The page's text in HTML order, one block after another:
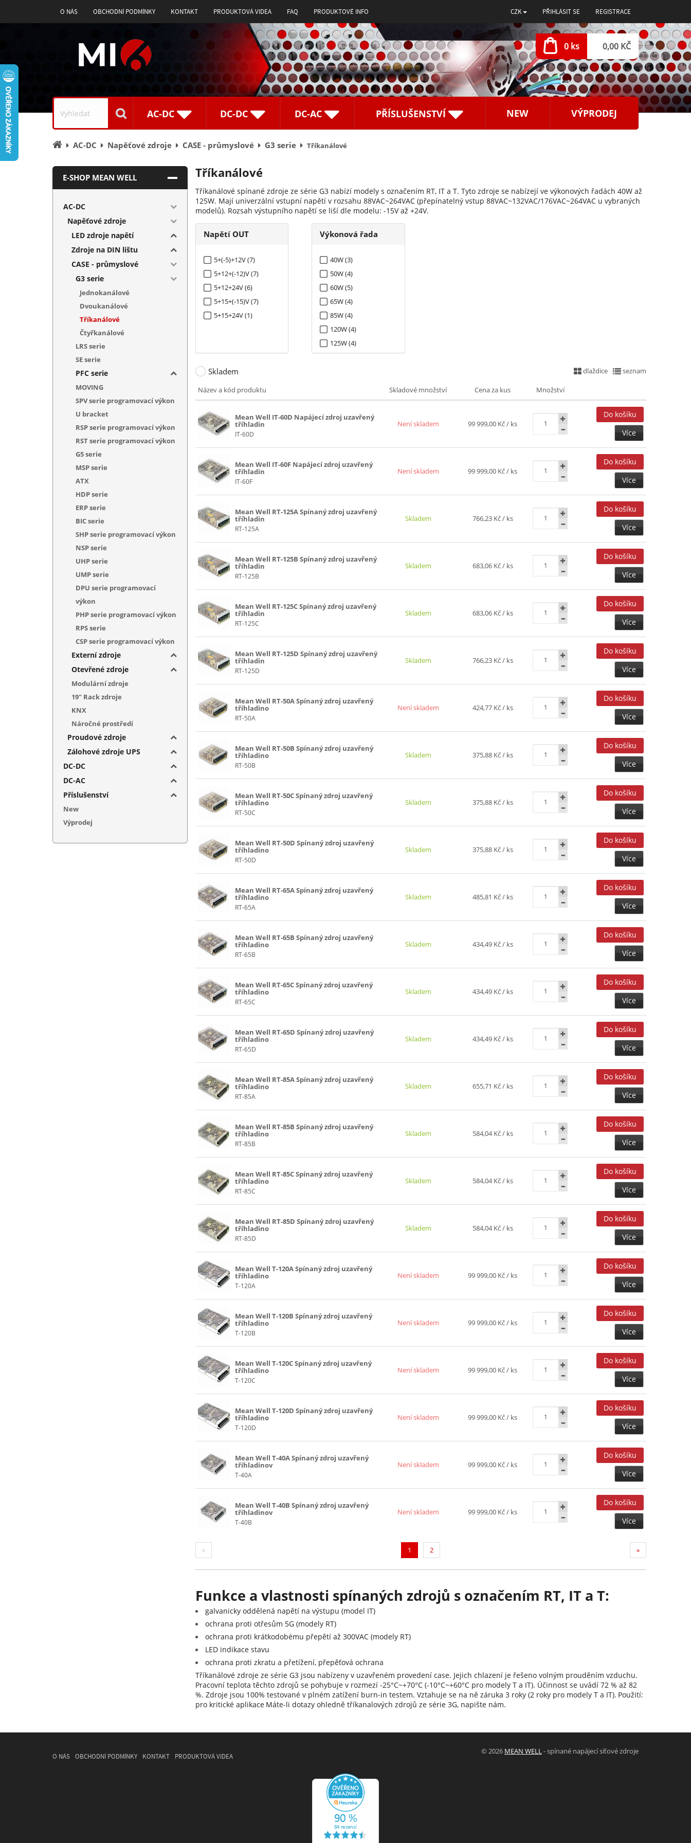
O NÁS OBCHODNÍ PODMÍNKY KONTAKT PRODUKTOVÁ VIDEA FAQ PRODUKTOVÉ INFO CZK PŘIHLÁSIT SE REGISTRACE
0 ks 0,00 KČ
Vyhledávání
AC-DC DC-DC DC-AC PŘÍSLUŠENSTVÍ NEW VÝPRODEJ
Úvodní
AC-DC Napěťové zdroje CASE - průmyslové G3 serie Tříkanálové
Tříkanálové
Tříkanálové spínané zdroje ze série G3 nabízí modely s označením RT, IT a T. Tyto zdroje se nabízejí ve výkonových řadách 40W až
125W. Mají univerzální vstupní napětí v rozsahu 88VAC~264VAC (přepínatelný vstup 88VAC~132VAC/176VAC~264VAC u vybraných
modelů). Rozsah výstupního napětí se liší dle modelu: -15V až +24V.
Napětí OUT
5+(-5)+12V (7)
5+12+(-12)V (7)
5+12+24V (6)
5+15+(-15)V (7)
5+15+24V (1)
Výkonová řada
40W (3)
50W (4)
60W (5)
65W (4)
85W (4)
120W (4)
125W (4)
Skladem dlaždice seznam
Název a kód produktu Skladové množství Cena za kus Množství
Mean Well IT-60D Napájecí zdroj uzavřený
tříhladin
IT-60D
Není skladem 99 999,00 Kč/ ks
Více
Mean Well IT-60F Napájecí zdroj uzavřený
tříhladin
IT-60F
Není skladem 99 999,00 Kč/ ks
Více
Mean Well RT-125A Spínaný zdroj uzavřený
tříhladin
RT-125A
Skladem 766,23 Kč/ ks
Více
Mean Well RT-125B Spínaný zdroj uzavřený
tříhladin
RT-125B
Skladem 683,06 Kč/ ks
Více
Mean Well RT-125C Spínaný zdroj uzavřený
tříhladin
RT-125C
Skladem 683,06 Kč/ ks
Více
Mean Well RT-125D Spínaný zdroj uzavřený
tříhladin
RT-125D
Skladem 766,23 Kč/ ks
Více
Mean Well RT-50A Spínaný zdroj uzavřený
tříhladino
RT-50A
Není skladem 424,77 Kč/ ks
Více
Mean Well RT-50B Spínaný zdroj uzavřený
tříhladino
RT-50B
Skladem 375,88 Kč/ ks
Více
Mean Well RT-50C Spínaný zdroj uzavřený
tříhladino
RT-50C
Skladem 375,88 Kč/ ks
Více
Mean Well RT-50D Spínaný zdroj uzavřený
tříhladino
RT-50D
Skladem 375,88 Kč/ ks
Více
Mean Well RT-65A Spínaný zdroj uzavřený
tříhladino
RT-65A
Skladem 485,81 Kč/ ks
Více
Mean Well RT-65B Spínaný zdroj uzavřený
tříhladino
RT-65B
Skladem 434,49 Kč/ ks
Více
Mean Well RT-65C Spínaný zdroj uzavřený
tříhladino
RT-65C
Skladem 434,49 Kč/ ks
Více
Mean Well RT-65D Spínaný zdroj uzavřený
tříhladino
RT-65D
Skladem 434,49 Kč/ ks
Více
Mean Well RT-85A Spínaný zdroj uzavřený
tříhladino
RT-85A
Skladem 655,71 Kč/ ks
Více
Mean Well RT-85B Spínaný zdroj uzavřený
tříhladino
RT-85B
Skladem 584,04 Kč/ ks
Více
Mean Well RT-85C Spínaný zdroj uzavřený
tříhladino
RT-85C
Skladem 584,04 Kč/ ks
Více
Mean Well RT-85D Spínaný zdroj uzavřený
tříhladino
RT-85D
Skladem 584,04 Kč/ ks
Více
Mean Well T-120A Spínaný zdroj uzavřený
tříhladino
T-120A
Není skladem 99 999,00 Kč/ ks
Více
Mean Well T-120B Spínaný zdroj uzavřený
tříhladino
T-120B
Není skladem 99 999,00 Kč/ ks
Více
Mean Well T-120C Spínaný zdroj uzavřený
tříhladino
T-120C
Není skladem 99 999,00 Kč/ ks
Více
Mean Well T-120D Spínaný zdroj uzavřený
tříhladino
T-120D
Není skladem 99 999,00 Kč/ ks
Více
Mean Well T-40A Spínaný zdroj uzavřený
tříhladinov
T-40A
Není skladem 99 999,00 Kč/ ks
Více
Mean Well T-40B Spínaný zdroj uzavřený
tříhladinov
T-40B
Není skladem 99 999,00 Kč/ ks
Více
« 1 (current)
2 »
Funkce a vlastnosti spínaných zdrojů s označením RT, IT a T:
galvanicky oddělená napětí na výstupu (model IT)
ochrana proti otřesům 5G (modely RT)
ochrana proti krátkodobému přepětí až 300VAC (modely RT)
LED indikace stavu
ochrana proti zkratu a přetížení, přepěťová ochrana
Tříkanálové zdroje ze série G3 jsou nabízeny v uzavřeném provedení case. Jejich chlazení je řešeno volným prouděním vzduchu.
Pracovní teplota těchto zdrojů se pohybuje v rozmezí -25°C~+70°C (-10°C~+60°C pro modely T a IT). Účinnost se uvádí 72 % až 82
%. Zdroje jsou 100% testované v plném zatížení burn-in testem. Vztahuje se na ně záruka 3 roky (2 roky pro modely T a IT). Použití:
pro kritické aplikace Máte-li dotazy ohledně tříkanalových zdrojů ze série 3G, napište nám.
E-SHOP MEAN WELL
AC-DC
Napěťové zdroje
LED zdroje napětí
Zdroje na DIN lištu
CASE - průmyslové
G3 serie
Jednokanálové
Dvoukanálové
Tříkanálové
Čtyřkanálové
LRS serie
SE serie
PFC serie
MOVING
SPV serie programovací výkon
U bracket
RSP serie programovací výkon
RST serie programovací výkon
G5 serie
MSP serie
ATX
HDP serie
ERP serie
BIC serie
SHP serie programovací výkon
NSP serie
UHP serie
UMP serie
DPU serie programovací
výkon
PHP serie programovací výkon
RPS serie
CSP serie programovací výkon
Externí zdroje
Otevřené zdroje
Modulární zdroje
19" Rack zdroje
KNX
Náročné prostředí
Proudové zdroje
Zálohové zdroje UPS
DC-DC
DC-AC
Příslušenství
New
Výprodej
O NÁS OBCHODNÍ PODMÍNKY KONTAKT PRODUKTOVÁ VIDEA
© 2026 MEAN WELL- spínané napájecí síťové zdroje